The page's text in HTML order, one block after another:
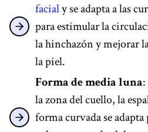
facialy se adapta a las
para estimular la
la hinchazón y mejorar
la piel.
Forma de media luna
la zona del cuello, la
forma curvada se